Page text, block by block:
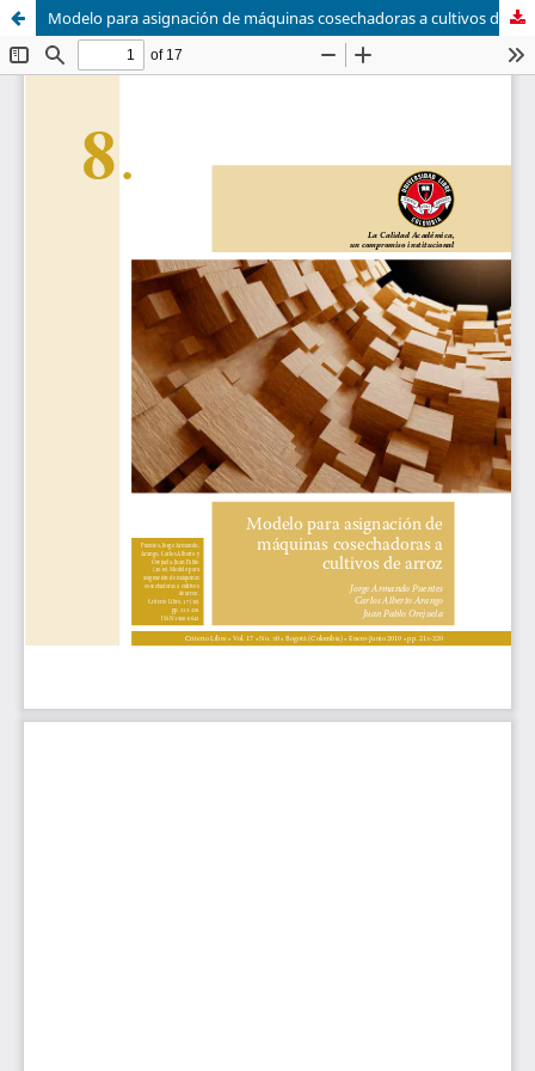
Modelo para asignación de máquinas cosechadoras a cultivos de arroz